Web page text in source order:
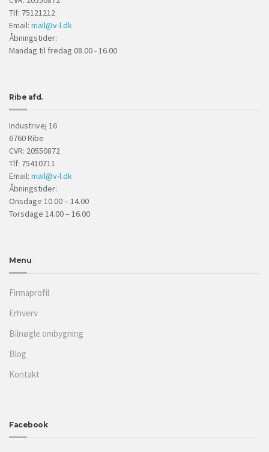
Tlf: 75121212
Email: mail@v-l.dk
Åbningstider:
Mandag til fredag 08.00 - 16.00
Ribe afd.
Industrivej 16
6760 Ribe
CVR: 20550872
Tlf: 75410711
Email: mail@v-l.dk
Åbningstider:
Onsdage 10.00 – 14.00
Torsdage 14.00 – 16.00
Menu
Firmaprofil
Erhverv
Bilnøgle ombygning
Blog
Kontakt
Facebook